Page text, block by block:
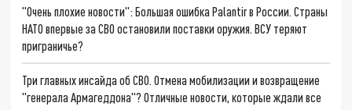
"Очень плохие новости": Большая ошибка Palantir в России. Страны
НАТО впервые за СВО остановили поставки оружия. ВСУ теряют
приграничье?
Три главных инсайда об СВО. Отмена мобилизации и возвращение
"генерала Армагеддона"? Отличные новости, которые ждали все